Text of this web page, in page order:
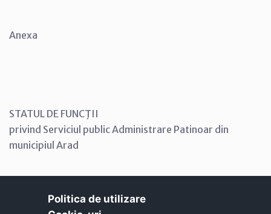
Anexa
STATUL DE FUNCŢII
privind Serviciul public Administrare Patinoar din
municipiul Arad
Politica de utilizare